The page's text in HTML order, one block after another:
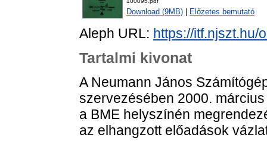
Download (9MB) Előzetes bemutató
Aleph URL: https://itf.njszt.hu/
Tartalmi kivonat
A Neumann János
szervezésében 2000.
a BME helyszínén
az elhangzott előadások